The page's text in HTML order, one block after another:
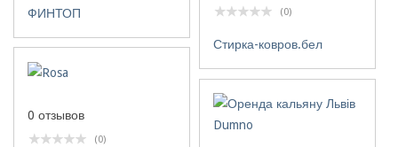
ФИНТОП (0)
Стирка-ковров.бел
0 отзывов
(0)